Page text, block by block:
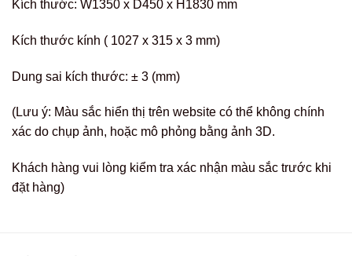
Kích thước: W1350 x D450 x H1830 mm
Kích thước kính ( 1027 x 315 x 3 mm)
Dung sai kích thước: ± 3 (mm)
(Lưu ý: Màu sắc hiển thị trên website có thể không chính
xác do chụp ảnh, hoặc mô phỏng bằng ảnh 3D.
Khách hàng vui lòng kiểm tra xác nhận màu sắc trước khi
đặt hàng)